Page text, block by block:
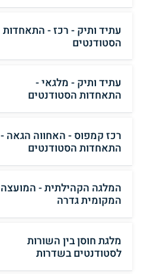
עתיד ותיק - רכז - התאחדות
הסטודנטים
עתיד ותיק - מלגאי -
התאחדות הסטודנטים
רכז קמפוס - האחווה הגאה -
התאחדות הסטודנטים
המלגה הקהילתית - המועצה
המקומית גדרה
מלגת חוסן בין השורות
לסטודנטים בשדרות